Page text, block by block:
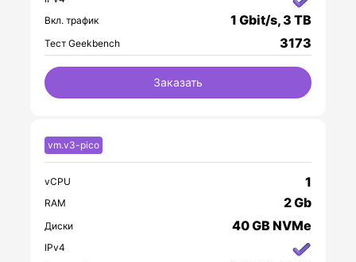
Вкл. трафик
1 Gbit/s, 3 TB
Тест Geekbench 3173
Заказать
vm.v3-pico
vCPU 1
RAM 2 Gb
Диски 40 GB NVMe
IPv4